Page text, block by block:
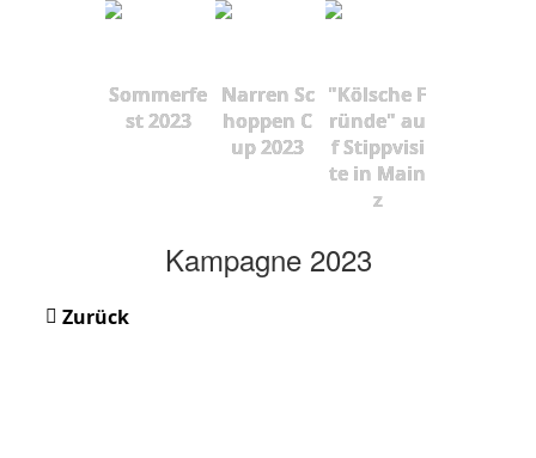
Sommerfe
st 2023
Narren Sc
hoppen C
up 2023
"Kölsche F
ründe" au
f Stippvisi
te in Main
z
Kampagne 2023
Zurück